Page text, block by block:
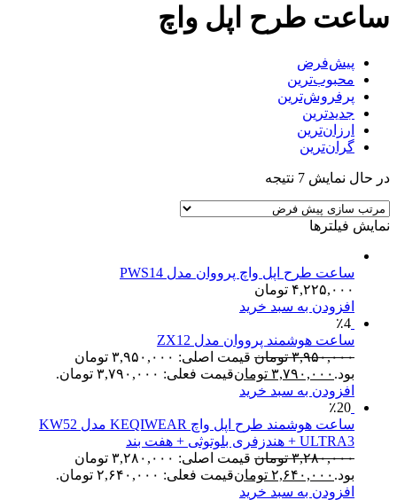
ساعت طرح اپل واچ
پیش‌فرض
محبوب‌ترین
پرفروش‌ترین
جدیدترین
ارزان‌ترین
گران‌ترین
در حال نمایش 7 نتیجه
نمایش فیلترها
ساعت طرح اپل واچ پرووان مدل PWS14
۴,۲۲۵,۰۰۰ تومان
افزودن به سبد خرید
٪4
ساعت هوشمند پرووان مدل ZX12
۳,۹۵۰,۰۰۰ تومان
قیمت اصلی: ۳,۹۵۰,۰۰۰ تومان
بود. ۳,۷۹۰,۰۰۰ تومانقیمت فعلی: ۳,۷۹۰,۰۰۰ تومان.
افزودن به سبد خرید
٪20
ساعت هوشمند طرح اپل واچ KEQIWEAR مدل KW52
ULTRA3 + هندزفری بلوتوثی + هفت بند
۳,۲۸۰,۰۰۰ تومان
قیمت اصلی: ۳,۲۸۰,۰۰۰ تومان
بود. ۲,۶۴۰,۰۰۰ تومانقیمت فعلی: ۲,۶۴۰,۰۰۰ تومان.
افزودن به سبد خرید